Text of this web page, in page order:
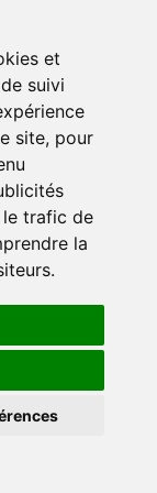
et
suivi
site, pour
le trafic de
la